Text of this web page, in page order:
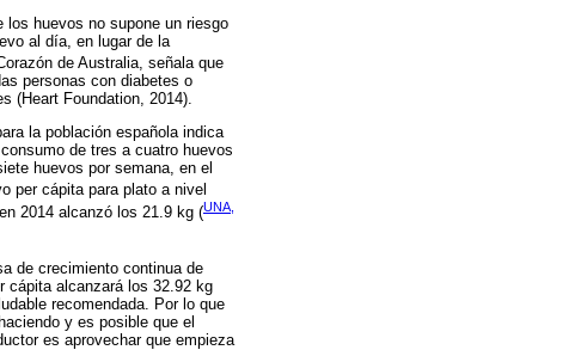
los huevos no supone un riesgo
al día, en lugar de la
de Australia, señala que
personas con diabetes o
(Heart Foundation, 2014).
la población española indica
de tres a cuatro huevos
huevos por semana, en el
per cápita para plato a nivel
2014 alcanzó los 21.9 kg (UNA,
de crecimiento continua de
cápita alcanzará los 32.92 kg
recomendada. Por lo que
y es posible que el
es aprovechar que empieza